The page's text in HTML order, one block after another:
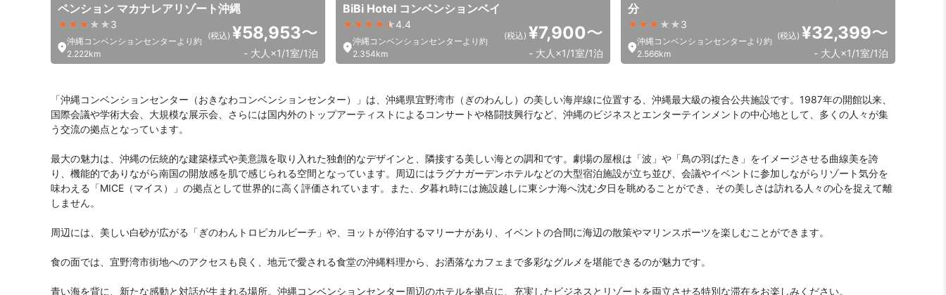
ペンション マカナレアリゾート沖縄
3
沖縄コンベンションセンターより約
2.222km
(税込) ¥58,953〜
- 大人×1/1室/1泊
BiBi Hotel コンベンションベイ
4.4
沖縄コンベンションセンターより約
2.354km
(税込) ¥7,900〜
- 大人×1/1室/1泊
分
3
沖縄コンベンションセンターより約
2.566km
(税込) ¥32,399〜
- 大人×1/1室/1泊
「沖縄コンベンションセンター（おきなわコンベンションセンター）」は、沖縄県宜野湾市（ぎのわんし）の美しい海岸線に位置する、沖縄最大級の複合公共施設です。1987年の開館以来、
国際会議や学術大会、大規模な展示会、さらには国内外のトップアーティストによるコンサートや格闘技興行など、沖縄のビジネスとエンターテインメントの中心地として、多くの人々が集
う交流の拠点となっています。
最大の魅力は、沖縄の伝統的な建築様式や美意識を取り入れた独創的なデザインと、隣接する美しい海との調和です。劇場の屋根は「波」や「鳥の羽ばたき」をイメージさせる曲線美を誇
り、機能的でありながら南国の開放感を肌で感じられる空間となっています。周辺にはラグナガーデンホテルなどの大型宿泊施設が立ち並び、会議やイベントに参加しながらリゾート気分を
味わえる「MICE（マイス）」の拠点として世界的に高く評価されています。また、夕暮れ時には施設越しに東シナ海へ沈む夕日を眺めることができ、その美しさは訪れる人々の心を捉えて離
しません。
周辺には、美しい白砂が広がる「ぎのわんトロピカルビーチ」や、ヨットが停泊するマリーナがあり、イベントの合間に海辺の散策やマリンスポーツを楽しむことができます。
食の面では、宜野湾市街地へのアクセスも良く、地元で愛される食堂の沖縄料理から、お洒落なカフェまで多彩なグルメを堪能できるのが魅力です。
青い海を背に、新たな感動と対話が生まれる場所。沖縄コンベンションセンター周辺のホテルを拠点に、充実したビジネスとリゾートを両立させる特別な滞在をお楽しみください。